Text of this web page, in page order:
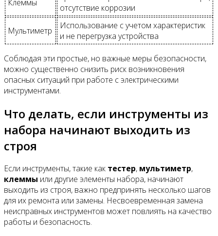
Клеммы
отсутствие коррозии
Мультиметр
Использование с учетом характеристик
и не перегрузка устройства
Соблюдая эти простые, но важные меры безопасности,
можно существенно снизить риск возникновения
опасных ситуаций при работе с электрическими
инструментами.
Что делать, если инструменты из
набора начинают выходить из
строя
Если инструменты, такие как тестер, мультиметр,
клеммы или другие элементы набора, начинают
выходить из строя, важно предпринять несколько шагов
для их ремонта или замены. Несвоевременная замена
неисправных инструментов может повлиять на качество
работы и безопасность.